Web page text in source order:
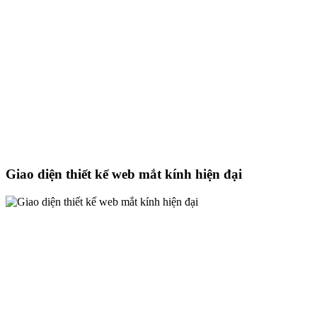
Giao diện thiết kế web mắt kính hiện đại